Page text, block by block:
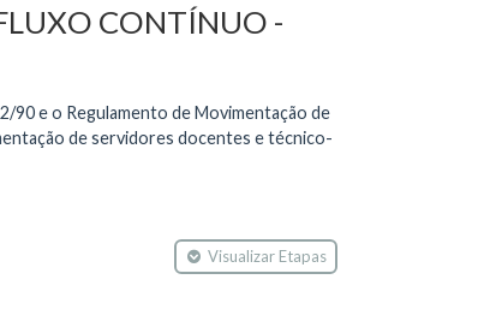
CONTÍNUO -
90 e o Regulamento de Movimentação de
de servidores docentes e técnico-
Visualizar Etapas